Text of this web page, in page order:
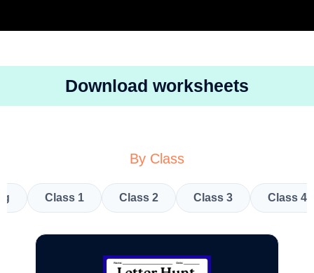
Download worksheets
By Class
Class 1 Class 2 Class 3 Class 4